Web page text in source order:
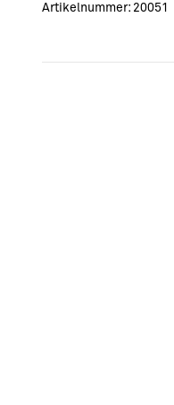
Artikelnummer: 20051